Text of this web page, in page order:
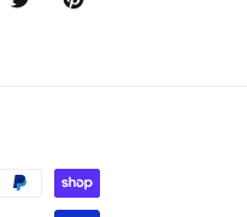
TwitterPinterest